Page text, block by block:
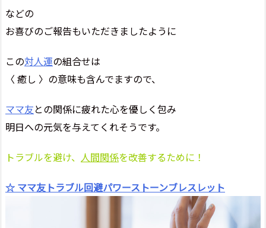
などの
お喜びのご報告もいただきましたように
この対人運の組合せは
〈 癒し 〉の意味も含んでますので、
ママ友との関係に疲れた心を優しく包み
明日への元気を与えてくれそうです。
トラブルを避け、 人間関係を改善するために！
☆ ママ友トラブル回避パワーストーンブレスレット